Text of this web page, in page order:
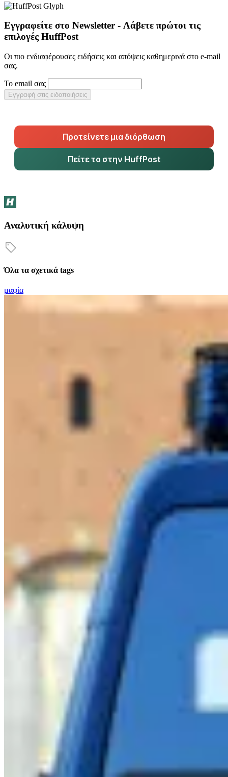
Εγγραφείτε στο Newsletter - Λάβετε πρώτοι τις
επιλογές HuffPost
Οι πιο ενδιαφέρουσες ειδήσεις και απόψεις καθημερινά στο e-mail
σας.
Το email σας
Εγγραφή στις ειδοποιήσεις
Προτείνετε μια διόρθωση
Πείτε το στην HuffPost
Αναλυτική κάλυψη
Όλα τα σχετικά tags
μαφία